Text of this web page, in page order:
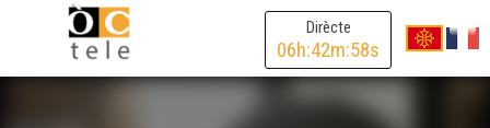
Dirècte
06h:42m:58s